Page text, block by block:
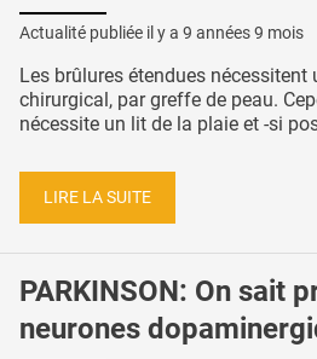
Actualité publiée il y a 9 années 9 mois
Les brûlures étendues nécessitent
chirurgical, par greffe de peau.
nécessite un lit de la plaie et -si
LIRE LA SUITE
PARKINSON: On sait
neurones